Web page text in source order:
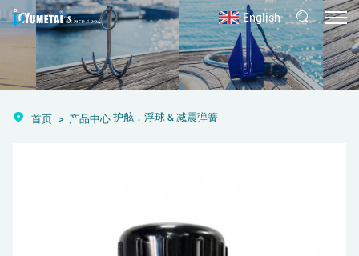
English
首页 产品中心护舷，浮球 & 减震弹簧